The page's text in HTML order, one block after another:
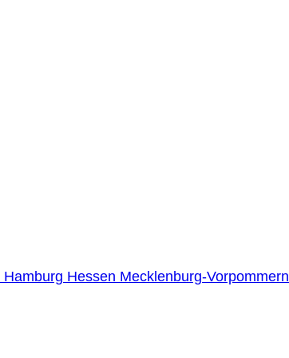
Hamburg Hessen Mecklenburg-Vorpommern